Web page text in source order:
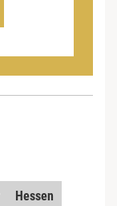
Hessen